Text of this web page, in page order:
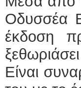
Οδυσσέα
έκδοση
Είναι